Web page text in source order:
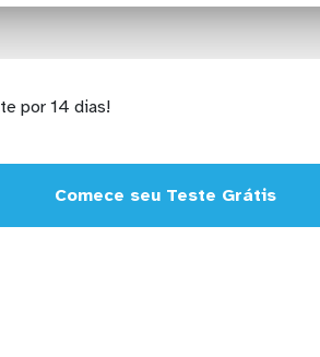
por 14 dias!
Comece seu Teste Grátis